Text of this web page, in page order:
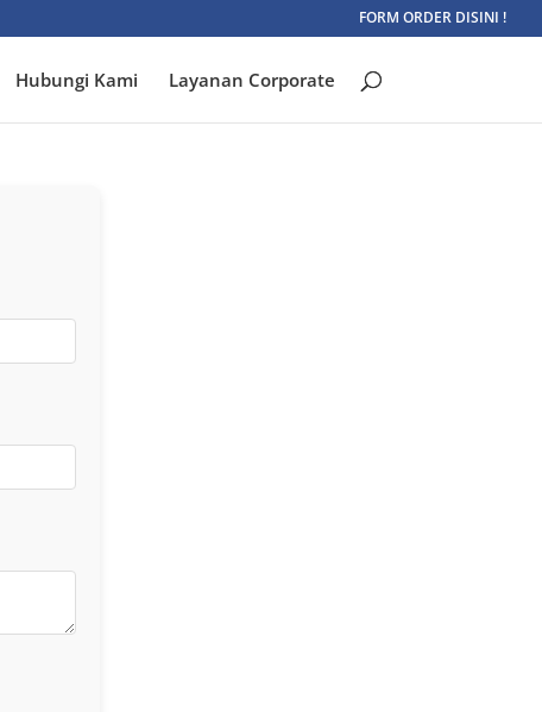
FORM ORDER DISINI !
Hubungi Kami Layanan Corporate